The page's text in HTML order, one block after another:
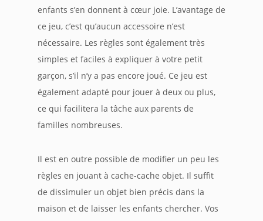
enfants s’en donnent à cœur joie. L’avantage de
ce jeu, c’est qu’aucun accessoire n’est
nécessaire. Les règles sont également très
simples et faciles à expliquer à votre petit
garçon, s’il n’y a pas encore joué. Ce jeu est
également adapté pour jouer à deux ou plus,
ce qui facilitera la tâche aux parents de
familles nombreuses.
Il est en outre possible de modifier un peu les
règles en jouant à cache-cache objet. Il suffit
de dissimuler un objet bien précis dans la
maison et de laisser les enfants chercher. Vos